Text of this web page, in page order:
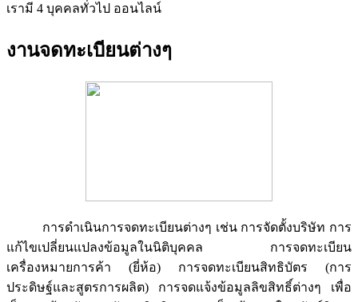
เรามี 4 บุคคลทั่วไป ออนไลน์
งานจดทะเบียนต่างๆ
การดำเนินการจดทะเบียนต่างๆ เช่น การจัดตั้งบริษัท การ
แก้ไขเปลี่ยนแปลงข้อมูลในนิติบุคคล การจดทะเบียน
เครื่องหมายการค้า (ยี่ห้อ) การจดทะเบียนสิทธิบัตร (การ
ประดิษฐ์และสูตรการผลิต) การจดแจ้งข้อมูลลิขสิทธิ์ต่างๆ เพื่อ